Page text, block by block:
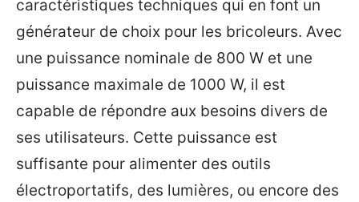
caractéristiques techniques qui en font un
générateur de choix pour les bricoleurs. Avec
une puissance nominale de 800 W et une
puissance maximale de 1000 W, il est
capable de répondre aux besoins divers de
ses utilisateurs. Cette puissance est
suffisante pour alimenter des outils
électroportatifs, des lumières, ou encore des